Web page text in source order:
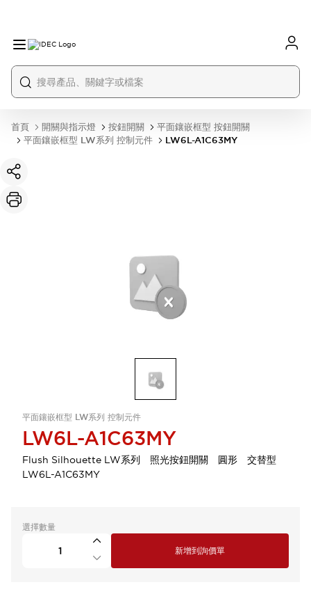
首頁 開關與指示燈 按鈕開關
平面鑲嵌框型 按鈕開關
平面鑲嵌框型 LW系列 控制元件
LW6L-A1C63MY
平面鑲嵌框型 LW系列 控制元件
LW6L-A1C63MY
Flush Silhouette LW系列 照光按鈕開關 圓形 交替型
LW6L-A1C63MY
選擇數量
新增到詢價單